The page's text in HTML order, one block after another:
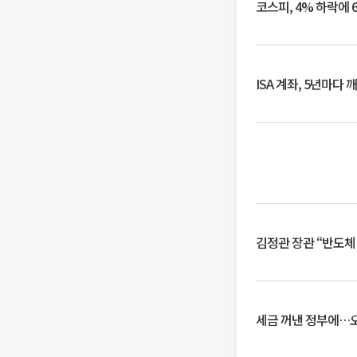
코스피, 4% 하락에
ISA 계좌, 5년마다
김정관 장관 “반도
세금 꺼낸 정부에…